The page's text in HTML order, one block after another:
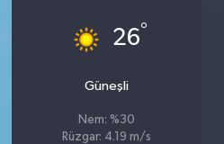
26°
Güneşli
Nem: %30
Rüzgar: 4.19 m/s